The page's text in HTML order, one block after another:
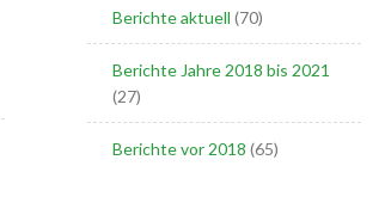
Berichte aktuell (70)
Berichte Jahre 2018 bis 2021
(27)
Berichte vor 2018 (65)